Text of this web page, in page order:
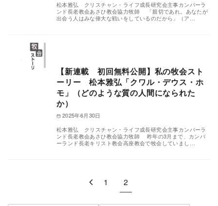
松本雅弘 クリスチャン・ライフ成長研究会主事カンバーラ
ンド長老教会あさひ教会協力牧師 「親切であれ。あなたが
出会う人はみな偉大な戦いをしているのだから」（ア…
【新連載 初回無料公開】私の牧会スト
ーリー 松本雅弘「クワル・デウス・ホ
モ」（どのような質の人間になられた
か）
2025年6月30日
松本雅弘 クリスチャン・ライフ成長研究会主事カンバーラ
ンド長老教会あさひ教会協力牧師 昨年の3月まで、カンバ
ーランド長老キリスト教会高座教会で牧会していまし…
1 2